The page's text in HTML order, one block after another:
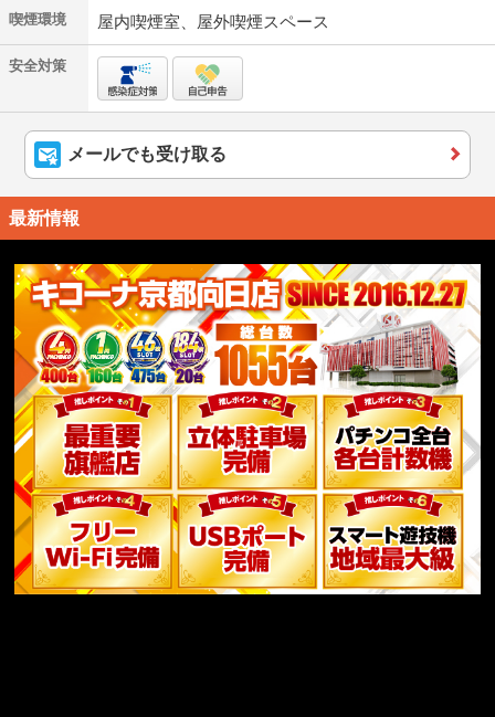
喫煙環境 屋内喫煙室、屋外喫煙スペース
安全対策
メールでも受け取る
最新情報